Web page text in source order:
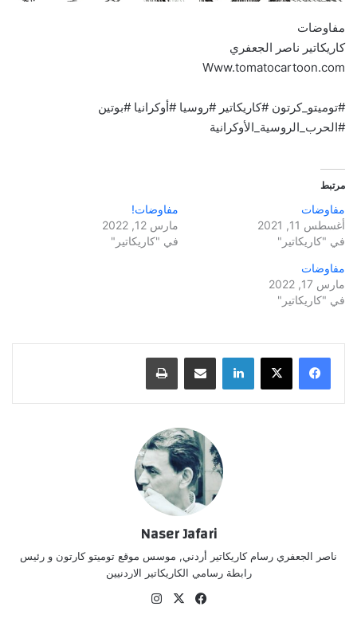
مفاوضات
كاريكاتير ناصر الجعفري
Www.tomatocartoon.com
#توميتو_كرتون #كاريكاتير #روسيا #أوكرانيا #بوتين
#الحرب_الروسية_الأوكرانية
مرتبط
مفاوضات
أغسطس 11, 2021
في "كاريكاتير"
مفاوضات!
مارس 12, 2022
في "كاريكاتير"
مفاوضات
مارس 17, 2022
في "كاريكاتير"
لينكدإن مشاركة عبر البريد طباعة
Naser Jafari
ناصر الجعفري رسام كاريكاتير أردني, موسس موقع توميتو كارتون و رئيس
رابطة رسامي الكاريكاتير الاردنيين
فيسبوك
‫X